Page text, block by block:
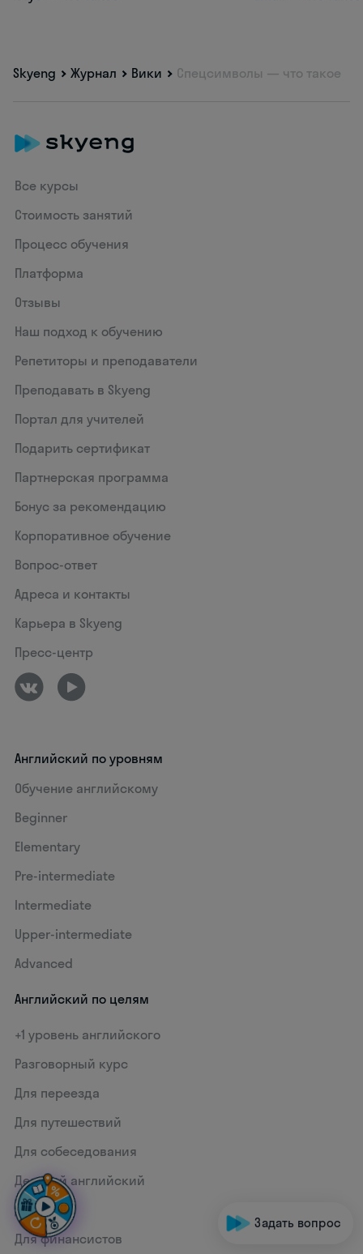
Skyeng Журнал Вики Спецсимволы — что такое
Все курсы
Стоимость занятий
Процесс обучения
Платформа
Отзывы
Наш подход к обучению
Репетиторы и преподаватели
Преподавать в Skyeng
Портал для учителей
Подарить сертификат
Партнерская программа
Бонус за рекомендацию
Корпоративное обучение
Вопрос-ответ
Адреса и контакты
Карьера в Skyeng
Пресс-центр
Английский по уровням
Обучение английскому
Beginner
Elementary
Pre-intermediate
Intermediate
Upper-intermediate
Advanced
Английский по целям
+1 уровень английского
Разговорный курс
Для переезда
Для путешествий
Для собеседования
Деловой английский
Для IT
Для финансистов
Задать вопрос